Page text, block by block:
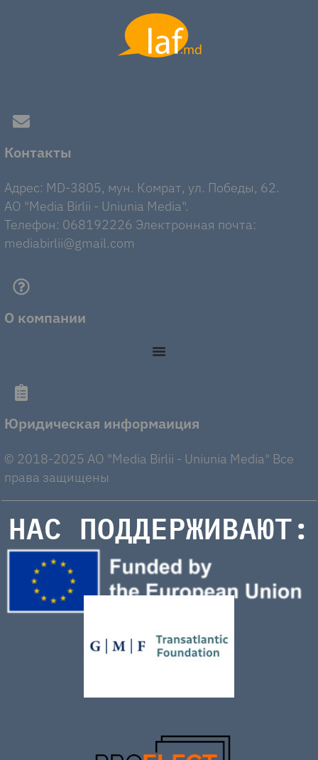
Контакты
Адрес: MD-3805, мун. Комрат, ул. Победы, 62.
AO "Media Birlii - Uniunia Media".
Телефон: 068192226 Электронная почта:
mediabirlii@gmail.com
О компании
Юридическая информаиция
© 2018-2025 AO "Media Birlii - Uniunia Media" Все
права защищены
НАС ПОДДЕРЖИВАЮТ: